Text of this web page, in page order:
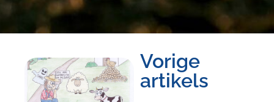
Vorige
artikels